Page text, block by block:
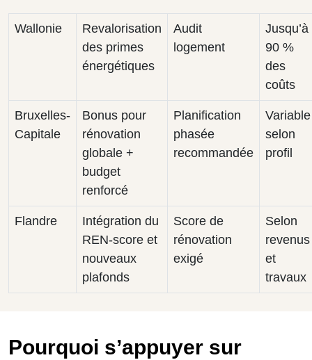
Wallonie
Revalorisation
des primes
énergétiques
Audit
logement
Jusqu’à
90 %
des
coûts
Bruxelles-
Capitale
Bonus pour
rénovation
globale +
budget
renforcé
Planification
phasée
recommandée
Variable
selon
profil
Flandre
Intégration du
REN-score et
nouveaux
plafonds
Score de
rénovation
exigé
Selon
revenus
et
travaux
Pourquoi s’appuyer sur